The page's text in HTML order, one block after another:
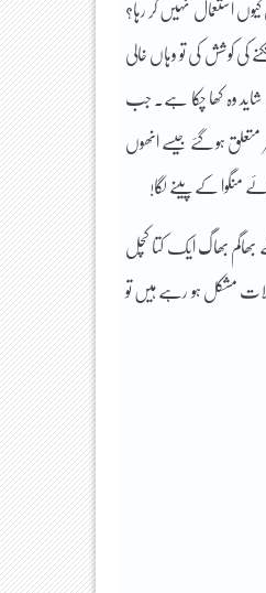
استعمال نہیں کر رہا؟
کی کوشش کی تو وہاں خالی
شاید وہ کھا چکا ہے۔ جب
ہو گئے جیسے انھوں
منگوا کے پینے لگا!
بھاگ ایک کتا کچل
مشکل ہو رہے ہیں تو